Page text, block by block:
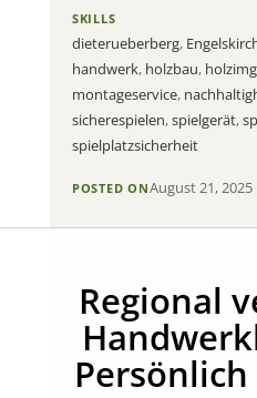
SKILLS
dieterueberberg,
handwerk, holzbau,
montageservice,
sicherespielen,spielgerät,
spielplatzsicherheit
POSTED ONAugust 21, 2025
Regional